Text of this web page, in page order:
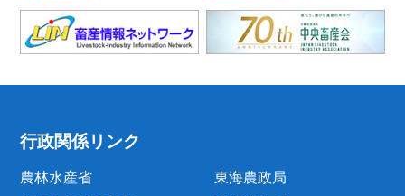
行政関係リンク
農林水産省
東海農政局